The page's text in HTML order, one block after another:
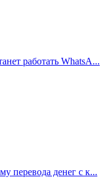
работать WhatsA...
перевода денег с к...